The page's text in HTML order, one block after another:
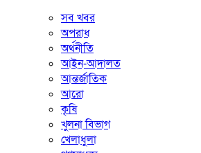
সব খবর
অপরাধ
অর্থনীতি
আইন-আদালত
আন্তর্জাতিক
আরো
কৃষি
খুলনা বিভাগ
খেলাধুলা